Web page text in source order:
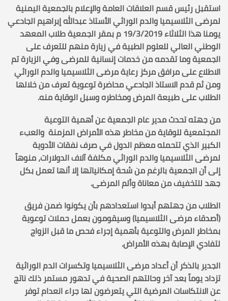
استقبل رئيس قسم العلاقات العامة والإعلام بالجمعية اليمنية
لمرضى الثلاسيميا والدم الوراثي الأستاذ عبدالله إبراهيم الجادعي
يومنا هذا الثلاثاء 19/3/2019 م بمقر الجمعية طلاب المعهد
الوطني العالي للعلوم الطبية في زيارة منهم للتعرف على
الجمعية وما تقدمه من خدمات إنسانية للمرضى وفي الزيارة تم
الاطلاع على مرافق مركز رعاية مرضى الثلاسيميا والدم الوراثي
ومن ثم قدم الاستاذ الجادعي محاضرة توعوية تعرف من خلالها
الطلاب على طبيعة المرض ومخاطره وسبل الوقاية منه.
من جهته تحدث مدير عام الجمعية عن أهمية التوعية
المجتمعية للوقاية من مخاطر هذه الأمراض المزمنة والعبء
الكبير الذي تتحمله معظم الدول في صرف نفقات الأدوية
لمرضى الثلاسيميا والدم الوراثي مكلفة آلاف الدولارات، منوهاً
إلى أن الجمعية بالرغم من شحة إمكانياتها إلا أنها تعمل بكل
جهد للتخفيف من معاناة وألم المرضى.
الطلاب من جهتهم أبدوا استعدادهم بأن يكونوا ضمن فريق
(أصدقاء مرضى الثلاسيميا) وسيقومون بعمل حملات توعوية
بمخاطر المرض والتوعية بأهمية إجراء فحص ما قبل الزواج
لتفادي الإصابة بهذه الأمراض.
الجدير بالذكر أن أعداد مرضى الثلاسيميا وتكسرات الدم الوراثية
تزداد يوماً بعد آخر وحالتهم الصحية في تدهور مستمر ذلك ناتج
عن الانتكاسات المرضية التي يتعرضون لها جراء انعدام توفر